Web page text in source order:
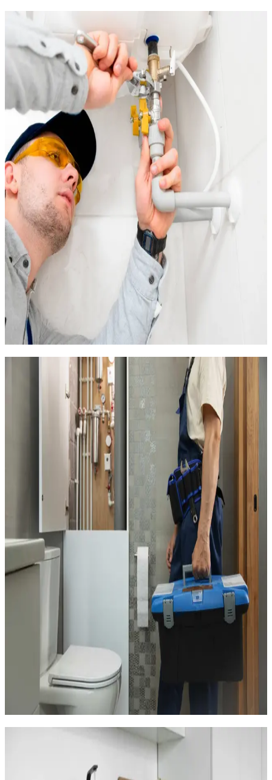
Dépannage plomberie d'urgence à
Balaruc-les-Bains
Une fuite d'eau, un chauffe-eau en panne ou une canalisation
bouchée à Balaruc-les-Bains ? Nous intervenons en environ 30
minutes depuis notre base, dans tous les quartiers de la
commune : centre-ville, quartier des Bains et presqu'île.
Nos interventions d'urgence à Balaruc :
Fuites d'eau : recherche par détection acoustique ou
caméra thermique, réparation ou remplacement de la
portion de canalisation défaillante
Canalisations bouchées : débouchage au furet
mécanique, à la ventouse professionnelle ou par
hydrocurage
Chauffe-eau en panne : diagnostic de la résistance, du
thermostat et du groupe de sécurité. Remplacement si
nécessaire
WC qui fuient ou qui ne se remplissent plus : réparation du
mécanisme de chasse ou remplacement
Fuite sur un radiateur : remplacement de la vanne, du
purgeur ou du radiateur complet
Nous intervenons avec un véhicule équipé des pièces et outils
les plus courants pour résoudre la majorité des problèmes dès
la première visite. Chaque réparation est garantie.
Plomberie pour résidences de curistes
et locations à Balaruc-les-Bains
Balaruc-les-Bains est la deuxième station thermale de France
en fréquentation. Chaque année, des milliers de curistes
séjournent dans la ville, principalement dans des studios et T2
loués pour la durée de leur cure (3 semaines en général). Ce
rythme d'occupation intense sollicite fortement les installations
Les propriétaires de locations pour curistes font face à des
problématiques spécifiques :
Usure accélérée de la robinetterie et des équipements
sanitaires due à l'utilisation intensive
Entartrage rapide du chauffe-eau avec une
consommation d'eau chaude plus importante que la
moyenne
Engorgements fréquents des évacuations (cheveux,
Nécessité d'un entretien régulier entre chaque locataire
pour maintenir le bon fonctionnement
Nous proposons des forfaits d'entretien adaptés aux
propriétaires de Balaruc : vérification et remise en état entre
les saisons thermales, détartrage annuel du chauffe-eau,
remplacement préventif des pièces d'usure (joints, flexibles,
cartouches de mitigeur). Un investissement raisonnable qui
évite les mauvaises surprises en pleine saison.
Rénovation de salle de bains à